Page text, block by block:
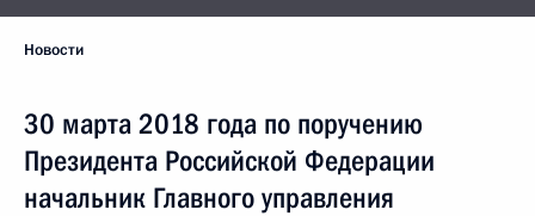
Новости
30 марта 2018 года по поручению
Президента Российской Федерации
начальник Главного управления